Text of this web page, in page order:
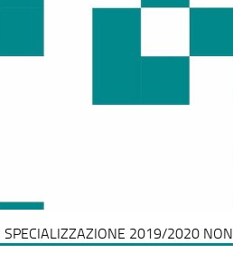
SPECIALIZZAZIONE 2019/2020 NON